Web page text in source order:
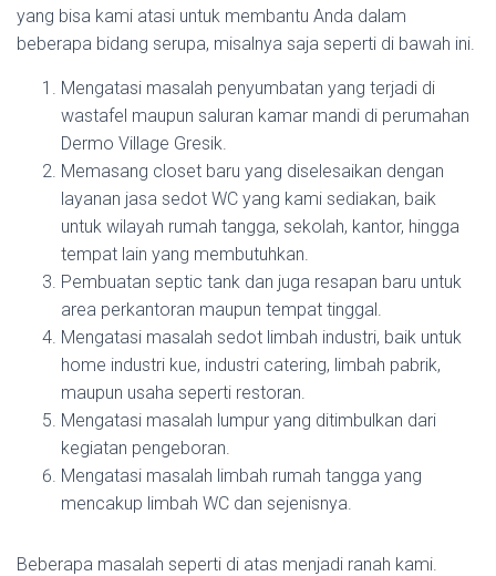
yang bisa kami atasi untuk membantu Anda dalam
beberapa bidang serupa, misalnya saja seperti di bawah ini.
Mengatasi masalah penyumbatan yang terjadi di
wastafel maupun saluran kamar mandi di perumahan
Dermo Village Gresik.
Memasang closet baru yang diselesaikan dengan
layanan jasa sedot WC yang kami sediakan, baik
untuk wilayah rumah tangga, sekolah, kantor, hingga
tempat lain yang membutuhkan.
Pembuatan septic tank dan juga resapan baru untuk
area perkantoran maupun tempat tinggal.
Mengatasi masalah sedot limbah industri, baik untuk
home industri kue, industri catering, limbah pabrik,
maupun usaha seperti restoran.
Mengatasi masalah lumpur yang ditimbulkan dari
kegiatan pengeboran.
Mengatasi masalah limbah rumah tangga yang
mencakup limbah WC dan sejenisnya.
Beberapa masalah seperti di atas menjadi ranah kami.